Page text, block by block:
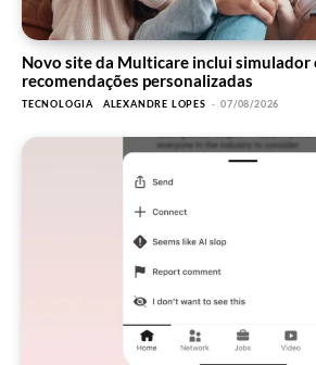
Novo site da Multicare inclui simulador
recomendações personalizadas
TECNOLOGIA ALEXANDRE LOPES - 07/08/2026